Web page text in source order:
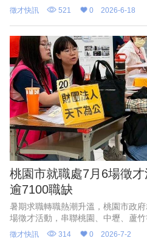
善企業聯合就業博覽會」。就服處
獲得中高齡友善認證
徵才快訊 521 0 2026-6-18
桃園市就職處7月6場徵
逾7100職缺
暑期求職轉職熱潮升溫，桃園市政
場徵才活動，串聯桃園、中壢、蘆
運輸、餐飲旅宿、零售服務、交通
徵才快訊 314 0 2026-7-2